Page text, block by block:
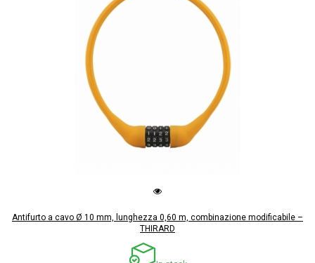
Antifurto a cavo Ø 10 mm, lunghezza 0,60 m, combinazione modificabile –
THIRARD